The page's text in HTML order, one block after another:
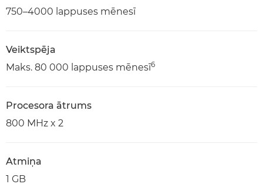
750–4000 lappuses mēnesī
Veiktspēja
Maks. 80 000 lappuses mēnesī6
Procesora ātrums
800 MHz x 2
Atmiņa
1 GB